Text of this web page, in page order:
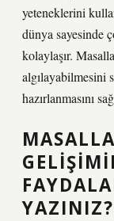
yeteneklerini
dünya sayesinde
kolaylaşır.
algılayabilmesini
hazırlanmasını
YAZINIZ?